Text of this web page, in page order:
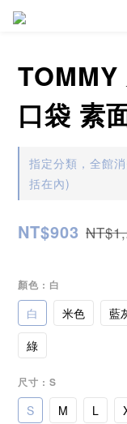
口袋 素
指定分類，全館
括在內)
NT$903
顏色 : 白
白 米色 藍
綠
尺寸 : S
S M L